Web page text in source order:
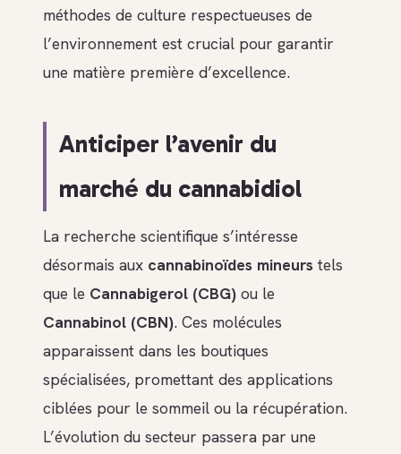
méthodes de culture respectueuses de
l’environnement est crucial pour garantir
une matière première d’excellence.
Anticiper l’avenir du
marché du cannabidiol
La recherche scientifique s’intéresse
désormais aux cannabinoïdes mineurstels
que le Cannabigerol (CBG) ou le
Cannabinol (CBN). Ces molécules
apparaissent dans les boutiques
spécialisées, promettant des applications
ciblées pour le sommeil ou la récupération.
L’évolution du secteur passera par une